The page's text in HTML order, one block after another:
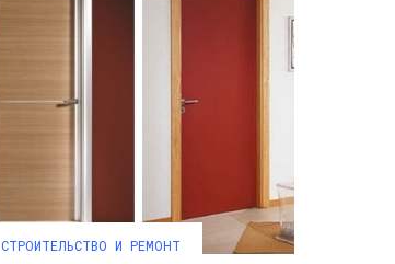
СТРОИТЕЛЬСТВО И РЕМОНТ